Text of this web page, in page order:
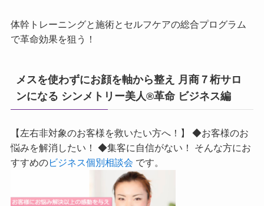
体幹トレーニングと施術とセルフケアの総合プログラム
で革命効果を狙う！
メスを使わずにお顔を軸から整え 月商７桁サロ
ンになる シンメトリー美人®革命 ビジネス編
【左右非対象のお客様を救いたい方へ！】 ◆お客様のお
悩みを解消したい！ ◆集客に自信がない！ そんな方にお
すすめのビジネス個別相談会 です。